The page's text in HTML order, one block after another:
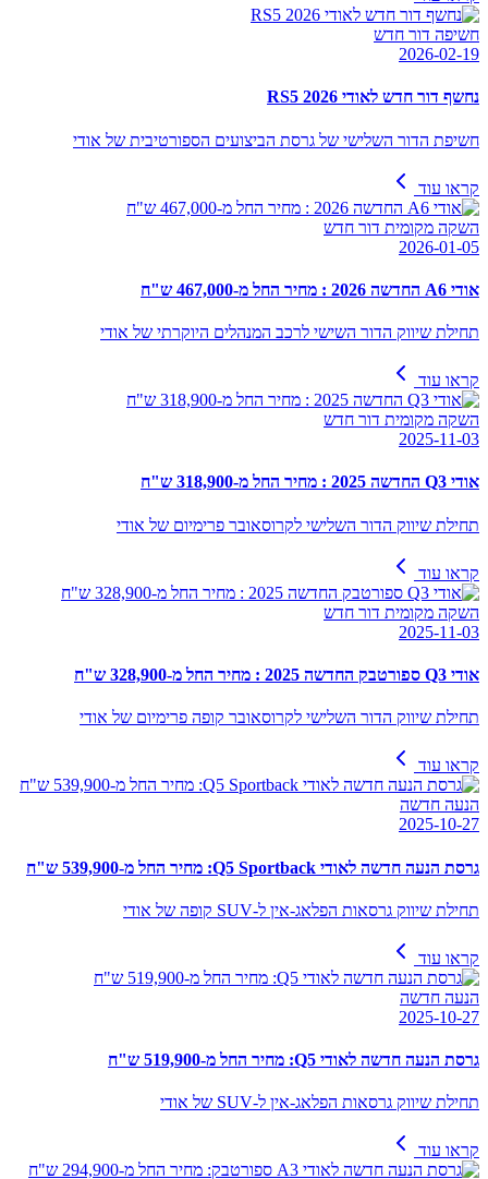
חשיפה דור חדש
2026-02-19
נחשף דור חדש לאודי RS5 2026
חשיפת הדור השלישי של גרסת הביצועים הספורטיבית של אודי
קראו עוד
השקה מקומית דור חדש
2026-01-05
אודי A6 החדשה 2026 : מחיר החל מ-467,000 ש"ח
תחילת שיווק הדור השישי לרכב המנהלים היוקרתי של אודי
קראו עוד
השקה מקומית דור חדש
2025-11-03
אודי Q3 החדשה 2025 : מחיר החל מ-318,900 ש"ח
תחילת שיווק הדור השלישי לקרוסאובר פרימיום של אודי
קראו עוד
השקה מקומית דור חדש
2025-11-03
אודי Q3 ספורטבק החדשה 2025 : מחיר החל מ-328,900 ש"ח
תחילת שיווק הדור השלישי לקרוסאובר קופה פרימיום של אודי
קראו עוד
הנעה חדשה
2025-10-27
גרסת הנעה חדשה לאודי Q5 Sportback: מחיר החל מ-539,900 ש"ח
תחילת שיווק גרסאות הפלאג-אין ל-SUV קופה של אודי
קראו עוד
הנעה חדשה
2025-10-27
גרסת הנעה חדשה לאודי Q5: מחיר החל מ-519,900 ש"ח
תחילת שיווק גרסאות הפלאג-אין ל-SUV של אודי
קראו עוד